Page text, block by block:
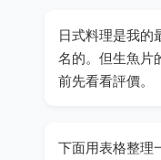
日式料理是我的
名的。但生魚片
前先看看評價。
下面用表格整理